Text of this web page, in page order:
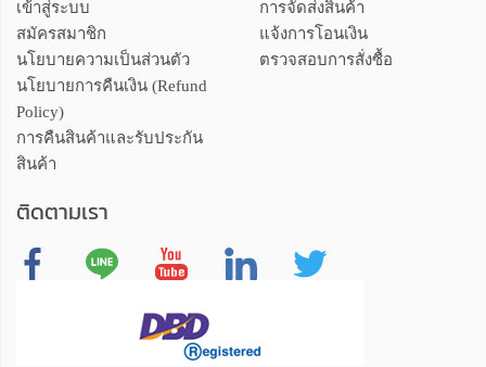
เข้าสู่ระบบ
สมัครสมาชิก
นโยบายความเป็นส่วนตัว
นโยบายการคืนเงิน (Refund
Policy)
การคืนสินค้าและรับประกัน
สินค้า
การจัดส่งสินค้า
แจ้งการโอนเงิน
ตรวจสอบการสั่งซื้อ
ติดตามเรา